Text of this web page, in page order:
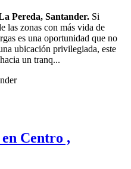
Pereda, Santander. Si
las zonas con más vida de
es una oportunidad que no
ubicación privilegiada, este
un tranq...
Centro ,